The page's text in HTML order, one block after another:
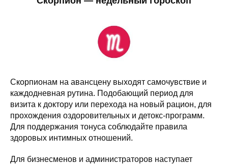
Скорпионам на авансцену выходят самочувствие и
каждодневная рутина. Подобающий период для
визита к доктору или перехода на новый рацион, для
прохождения оздоровительных и детокс-программ.
Для поддержания тонуса соблюдайте правила
здоровых интимных отношений.
Для бизнесменов и администраторов наступает